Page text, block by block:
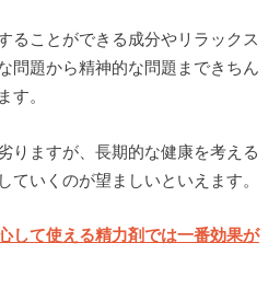
ることができる成分やリラックス
問題から精神的な問題まできちん
す。
りますが、長期的な健康を考える
ていくのが望ましいといえます。
して使える精力剤では一番効果が